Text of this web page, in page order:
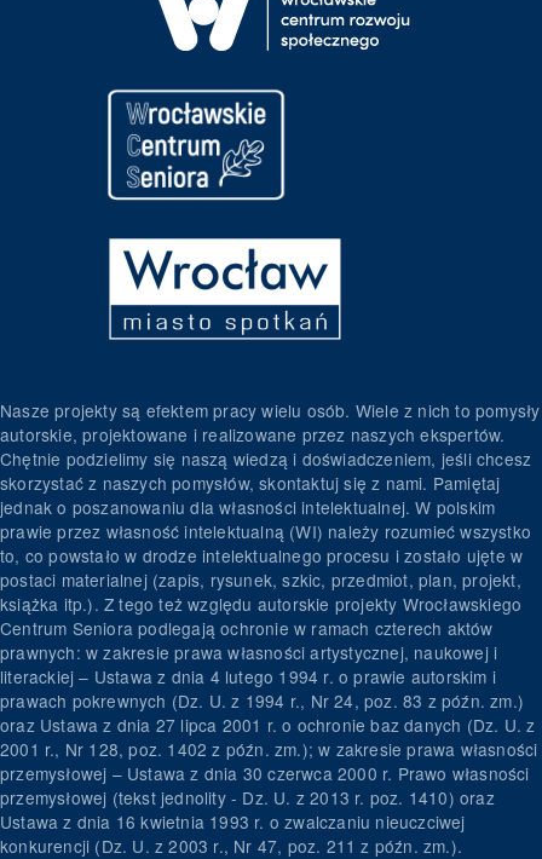
Nasze projekty są efektem pracy wielu osób. Wiele z nich to pomysły
autorskie, projektowane i realizowane przez naszych ekspertów.
Chętnie podzielimy się naszą wiedzą i doświadczeniem, jeśli chcesz
skorzystać z naszych pomysłów, skontaktuj się z nami. Pamiętaj
jednak o poszanowaniu dla własności intelektualnej. W polskim
prawie przez własność intelektualną (WI) należy rozumieć wszystko
to, co powstało w drodze intelektualnego procesu i zostało ujęte w
postaci materialnej (zapis, rysunek, szkic, przedmiot, plan, projekt,
książka itp.). Z tego też względu autorskie projekty Wrocławskiego
Centrum Seniora podlegają ochronie w ramach czterech aktów
prawnych: w zakresie prawa własności artystycznej, naukowej i
literackiej – Ustawa z dnia 4 lutego 1994 r. o prawie autorskim i
prawach pokrewnych (Dz. U. z 1994 r., Nr 24, poz. 83 z późn. zm.)
oraz Ustawa z dnia 27 lipca 2001 r. o ochronie baz danych (Dz. U. z
2001 r., Nr 128, poz. 1402 z późn. zm.); w zakresie prawa własności
przemysłowej – Ustawa z dnia 30 czerwca 2000 r. Prawo własności
przemysłowej (tekst jednolity - Dz. U. z 2013 r. poz. 1410) oraz
Ustawa z dnia 16 kwietnia 1993 r. o zwalczaniu nieuczciwej
konkurencji (Dz. U. z 2003 r., Nr 47, poz. 211 z późn. zm.).